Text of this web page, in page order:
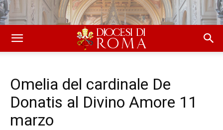
Omelia del cardinale De
Donatis al Divino Amore 11
marzo